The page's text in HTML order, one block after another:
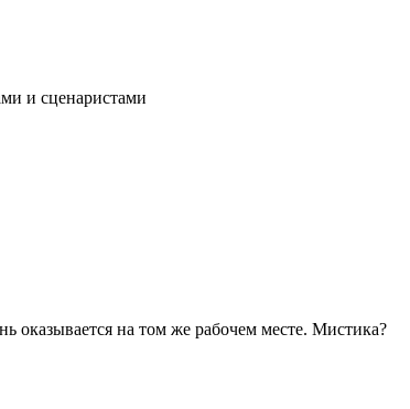
и сценаристами
на том же рабочем месте. Мистика?